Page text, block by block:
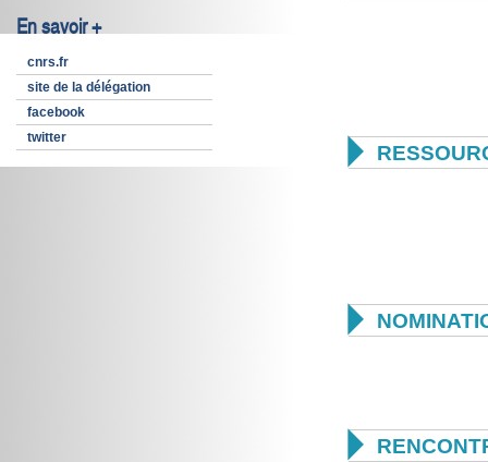
En savoir +
cnrs.fr
site de la délégation
facebook
twitter


